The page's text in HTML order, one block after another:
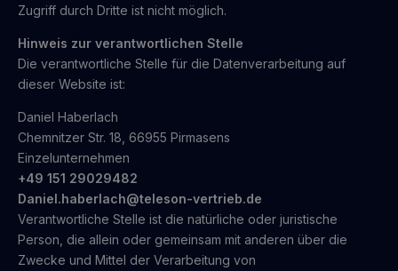
Zugriff durch Dritte ist nicht möglich.
Hinweis zur verantwortlichen Stelle
Die verantwortliche Stelle für die Datenverarbeitung auf
dieser Website ist:
Daniel Haberlach
Chemnitzer Str. 18, 66955 Pirmasens
Einzelunternehmen
+49 151 29029482
Daniel.haberlach@teleson-vertrieb.de
Verantwortliche Stelle ist die natürliche oder juristische
Person, die allein oder gemeinsam mit anderen über die
Zwecke und Mittel der Verarbeitung von